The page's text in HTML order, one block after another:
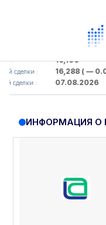
: 16,100
сделки : 16,288( — 0.0 )
сделки : 07.08.2026
ИНФОРМАЦИЯ О